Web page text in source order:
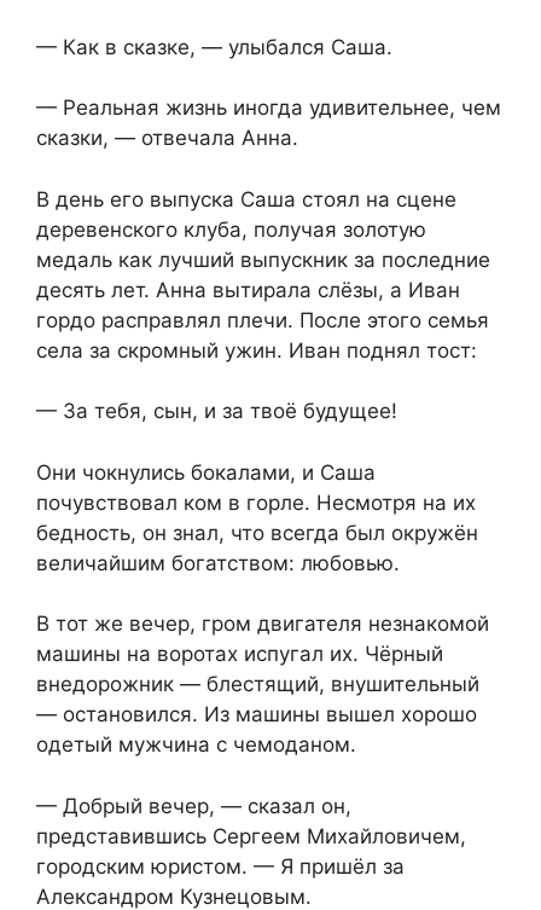
— Как в сказке, — улыбался Саша.
— Реальная жизнь иногда удивительнее, чем
сказки, — отвечала Анна.
В день его выпуска Саша стоял на сцене
деревенского клуба, получая золотую
медаль как лучший выпускник за последние
десять лет. Анна вытирала слёзы, а Иван
гордо расправлял плечи. После этого семья
села за скромный ужин. Иван поднял тост:
— За тебя, сын, и за твоё будущее!
Они чокнулись бокалами, и Саша
почувствовал ком в горле. Несмотря на их
бедность, он знал, что всегда был окружён
величайшим богатством: любовью.
В тот же вечер, гром двигателя незнакомой
машины на воротах испугал их. Чёрный
внедорожник — блестящий, внушительный
— остановился. Из машины вышел хорошо
одетый мужчина с чемоданом.
— Добрый вечер, — сказал он,
представившись Сергеем Михайловичем,
городским юристом. — Я пришёл за
Александром Кузнецовым.